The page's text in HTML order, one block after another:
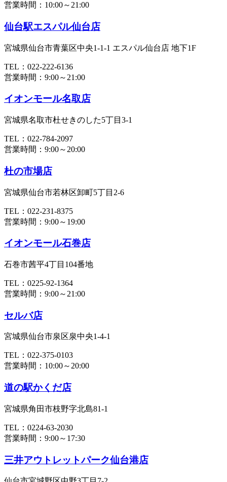
営業時間：10:00～21:00
仙台駅エスパル仙台店
宮城県仙台市青葉区中央1-1-1 エスパル仙台店 地下1F
TEL：022-222-6136
営業時間：9:00～21:00
イオンモール名取店
宮城県名取市杜せきのした5丁目3-1
TEL：022-784-2097
営業時間：9:00～20:00
杜の市場店
宮城県仙台市若林区卸町5丁目2-6
TEL：022-231-8375
営業時間：9:00～19:00
イオンモール石巻店
石巻市茜平4丁目104番地
TEL：0225-92-1364
営業時間：9:00～21:00
セルバ店
宮城県仙台市泉区泉中央1-4-1
TEL：022-375-0103
営業時間：10:00～20:00
道の駅かくだ店
宮城県角田市枝野字北島81-1
TEL：0224-63-2030
営業時間：9:00～17:30
三井アウトレットパーク仙台港店